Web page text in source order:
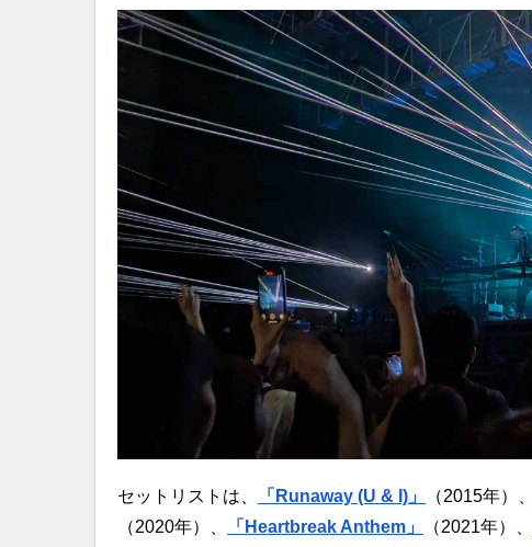
セットリストは、 「Runaway (U & I)」 （2015年）、
（2020年）、
「Heartbreak Anthem」 （2021年）、